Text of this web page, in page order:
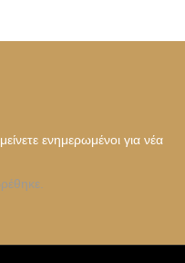
ενημερωμένοι για νέα